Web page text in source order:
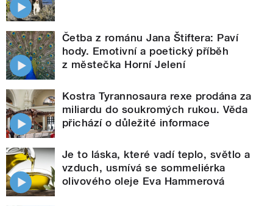
Četba z románu Jana Štiftera: Paví
hody. Emotivní a poetický příběh
z městečka Horní Jelení
Kostra Tyrannosaura rexe prodána za
miliardu do soukromých rukou. Věda
přichází o důležité informace
Je to láska, které vadí teplo, světlo a
vzduch, usmívá se sommeliérka
olivového oleje Eva Hammerová